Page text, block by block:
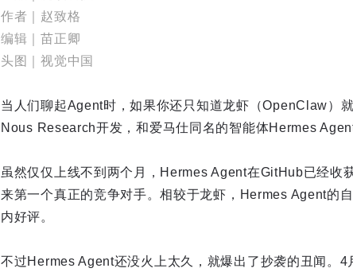
作者｜赵致格
编辑｜苗正卿
头图｜视觉中国
当人们聊起Agent时，如果你还只知道龙虾（OpenClaw）
Nous Research开发，和爱马仕同名的智能体Hermes Agent
虽然仅仅上线不到两个月，Hermes Agent在GitHub已经收
来第一个真正的竞争对手。相较于龙虾，Hermes Agent的
内好评。
不过Hermes Agent还没火上太久，就爆出了抄袭的丑闻。